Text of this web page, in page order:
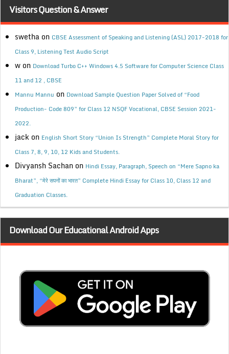
Visitors Question & Answer
swetha on CBSE Assessment of Speaking and Listening (ASL) 2017-2018 for
Class 9, Listening Test Audio Script
w on Download Turbo C++ Windows 4.5 Software for Computer Science Class
11 and 12 , CBSE
Mannu Mannu on Download Sample Question Paper Solved of “Food
Production- Code 809” for Class 12 NSQF Vocational, CBSE Session 2021-
2022.
jack on English Short Story “Union Is Strength” Complete Moral Story for
Class 7, 8, 9, 10, 12 Kids and Students.
Divyansh Sachan on Hindi Essay, Paragraph, Speech on “Mere Sapno ka
Bharat”, “मेरे सपनों का भारत” Complete Hindi Essay for Class 10, Class 12 and
Graduation Classes.
Download Our Educational Android Apps